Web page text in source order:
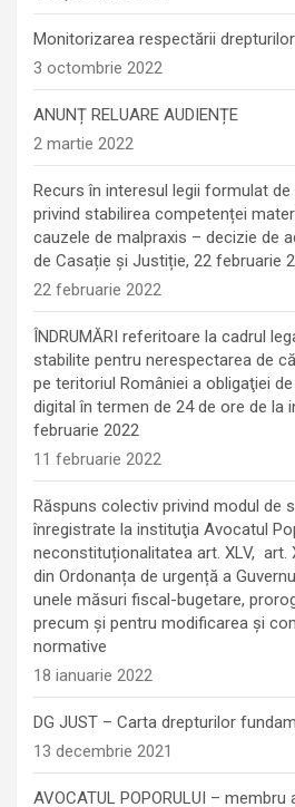
Monitorizarea respectării
3 octombrie 2022
ANUNȚ RELUARE AUDIENȚE
2 martie 2022
Recurs în interesul legii formulat
privind stabilirea competenței
cauzele de malpraxis – decizie de
de Casație și Justiție, 22 februarie
22 februarie 2022
ÎNDRUMĂRI referitoare la cadrul
stabilite pentru nerespectarea de
pe teritoriul României a obligaţiei
digital în termen de 24 de ore de la
februarie 2022
11 februarie 2022
Răspuns colectiv privind modul de
înregistrate la instituţia Avocatul
neconstituționalitatea art. XLV, art.
din Ordonanța de urgență a
unele măsuri fiscal-bugetare,
precum şi pentru modificarea şi
normative
18 ianuarie 2022
DG JUST – Carta drepturilor
13 decembrie 2021
AVOCATUL POPORULUI – membru